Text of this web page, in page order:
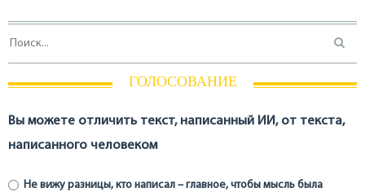
ГОЛОСОВАНИЕ
Вы можете отличить текст, написанный ИИ, от текста,
написанного человеком
Не вижу разницы, кто написал – главное, чтобы мысль была